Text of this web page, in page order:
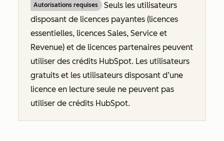
Autorisations requises
Seuls les utilisateurs
disposant de licences payantes (licences
essentielles, licences Sales, Service et
Revenue) et de licences partenaires peuvent
utiliser des crédits HubSpot. Les utilisateurs
gratuits et les utilisateurs disposant d’une
licence en lecture seule ne peuvent pas
utiliser de crédits HubSpot.